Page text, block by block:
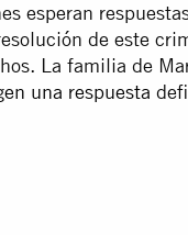
esperan
de este
La familia de
una respuesta